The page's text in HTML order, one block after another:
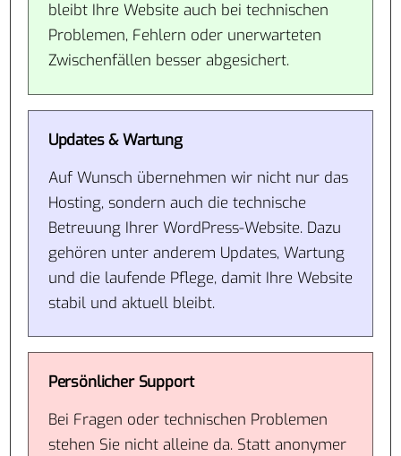
bleibt Ihre Website auch bei technischen
Problemen, Fehlern oder unerwarteten
Zwischenfällen besser abgesichert.
Updates & Wartung
Auf Wunsch übernehmen wir nicht nur das
Hosting, sondern auch die technische
Betreuung Ihrer WordPress-Website. Dazu
gehören unter anderem Updates, Wartung
und die laufende Pflege, damit Ihre Website
stabil und aktuell bleibt.
Persönlicher Support
Bei Fragen oder technischen Problemen
stehen Sie nicht alleine da. Statt anonymer